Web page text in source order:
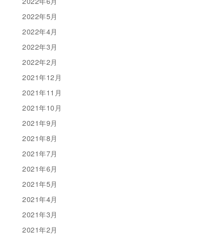
2022年5月
2022年4月
2022年3月
2022年2月
2021年12月
2021年11月
2021年10月
2021年9月
2021年8月
2021年7月
2021年6月
2021年5月
2021年4月
2021年3月
2021年2月